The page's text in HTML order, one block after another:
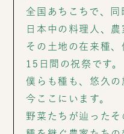
全国あちこちで、同
日本中の料理人、
その土地の在来種、
15日間の祝祭です。
僕らも種も、悠久の
今ここにいます。
野菜たちが辿ったそ